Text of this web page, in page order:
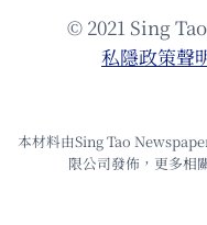
© 2021 Sing
私隱政策聲
本材料由Sing Tao
限公司發佈，更多相